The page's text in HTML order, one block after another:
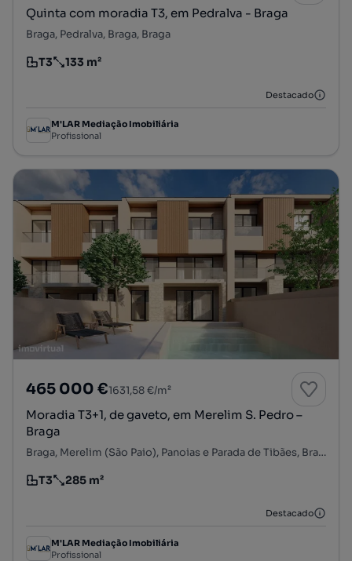
Quinta com moradia T3, em Pedralva - Braga
Braga, Pedralva, Braga, Braga
Tipologia
T3
Preço por metro quadrado
133 m²
Destacado
M'LAR Mediação Imobiliária
Profissional
465 000 €1631,58 €/m²
Moradia T3+1, de gaveto, em Merelim S. Pedro –
Braga
Braga, Merelim (São Paio), Panoias e Parada de Tibães, Braga, Braga
Tipologia
T3
Preço por metro quadrado
285 m²
Destacado
M'LAR Mediação Imobiliária
Profissional